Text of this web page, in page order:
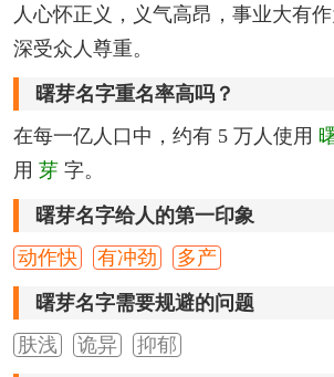
人心怀正义，义气高昂，事业大有作
深受众人尊重。
曙芽名字重名率高吗？
在每一亿人口中，约有 5 万人使用
用 芽 字。
曙芽名字给人的第一印象
动作快
有冲劲 多产
曙芽名字需要规避的问题
肤浅
诡异 抑郁